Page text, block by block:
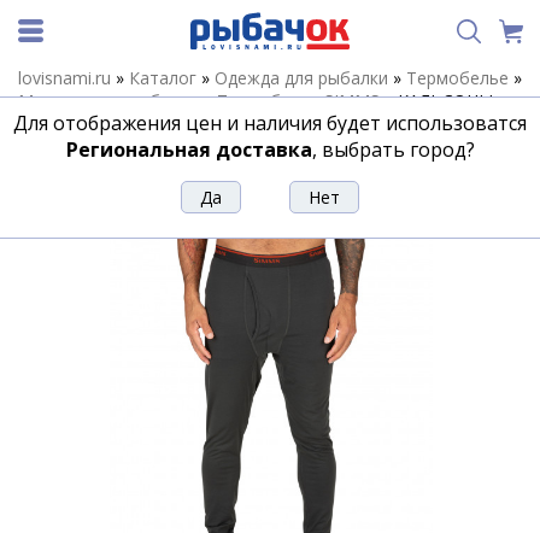
lovisnami.ru » Каталог » Одежда для рыбалки » Термобелье »
Мужское термобелье»Термобелье SIMMS»КАЛЬСОНЫ
SIMMS LIGHTWEIGHT BASELAYER BOTTOM, CARBON
КАЛЬСОНЫ SIMMS LIGHTWEIGHT
BASELAYER BOTTOM, CARBON
Для отображения цен и наличия будет использоватся
Региональная доставка, выбрать город?